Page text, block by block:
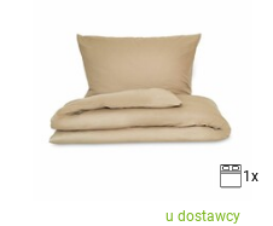
1x
u dostawcy